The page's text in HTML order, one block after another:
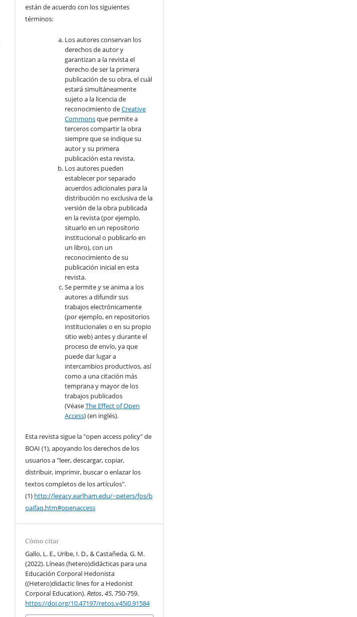
están de acuerdo con los siguientes
términos:
Los autores conservan los
derechos de autor y
garantizan a la revista el
derecho de ser la primera
publicación de su obra, el cuál
estará simultáneamente
sujeto a la licencia de
reconocimiento deCreative
Commonsque permite a
terceros compartir la obra
siempre que se indique su
autor y su primera
publicación esta revista.
Los autores pueden
establecer por separado
acuerdos adicionales para la
distribución no exclusiva de la
versión de la obra publicada
en la revista (por ejemplo,
situarlo en un repositorio
institucional o publicarlo en
un libro), con un
reconocimiento de su
publicación inicial en esta
revista.
Se permite y se anima a los
autores a difundir sus
trabajos electrónicamente
(por ejemplo, en repositorios
institucionales o en su propio
sitio web) antes y durante el
proceso de envío, ya que
puede dar lugar a
intercambios productivos, así
como a una citación más
temprana y mayor de los
trabajos publicados
(VéaseThe Effect of Open
Access) (en inglés).
Esta revista sigue la "open access policy" de
BOAI (1), apoyando los derechos de los
usuarios a "leer, descargar, copiar,
distribuir, imprimir, buscar o enlazar los
textos completos de los artículos".
(1) http://legacy.earlham.edu/~peters/fos/b
oaifaq.htm#openaccess
Cómo citar
Gallo, L. E., Uribe, I. D., & Castañeda, G. M.
(2022). Líneas (hetero)didácticas para una
Educación Corporal Hedonista
((Hetero)didactic lines for a Hedonist
Corporal Education).Retos,45, 750-759.
https://doi.org/10.47197/retos.v45i0.91584